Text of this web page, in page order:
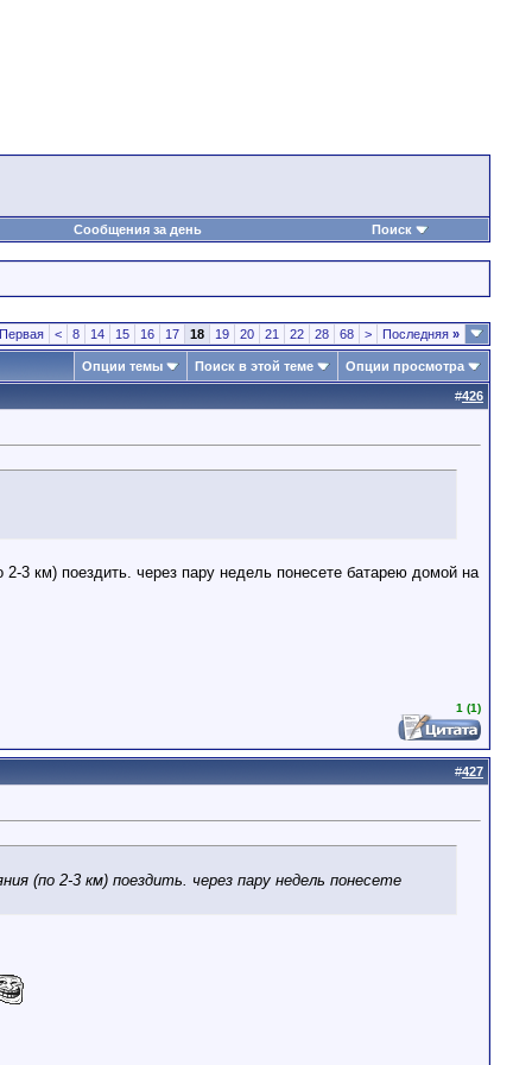
Сообщения за день Поиск
< 8 14 15 16 17 18 19 20 21 22 28 68 > Последняя »
Опции темы Поиск в этой теме Опции просмотра
#426
3 км) поездить. через пару недель понесете батарею домой на
1 (1)
#427
(по 2-3 км) поездить. через пару недель понесете